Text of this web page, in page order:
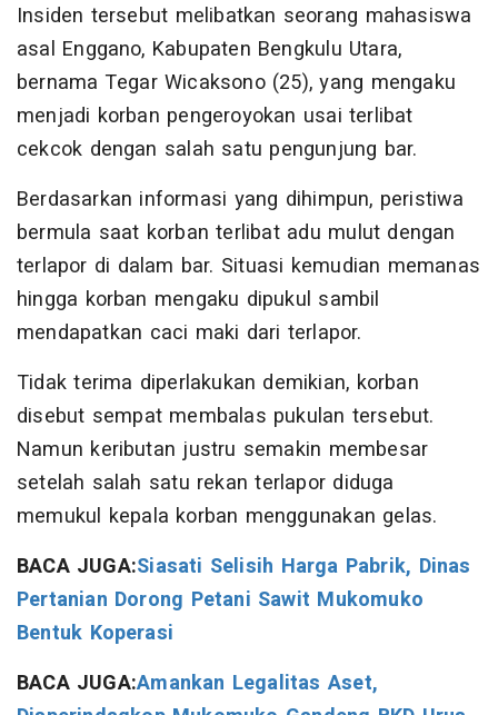
Insiden tersebut melibatkan seorang mahasiswa
asal Enggano, Kabupaten Bengkulu Utara,
bernama Tegar Wicaksono (25), yang mengaku
menjadi korban pengeroyokan usai terlibat
cekcok dengan salah satu pengunjung bar.
Berdasarkan informasi yang dihimpun, peristiwa
bermula saat korban terlibat adu mulut dengan
terlapor di dalam bar. Situasi kemudian memanas
hingga korban mengaku dipukul sambil
mendapatkan caci maki dari terlapor.
Tidak terima diperlakukan demikian, korban
disebut sempat membalas pukulan tersebut.
Namun keributan justru semakin membesar
setelah salah satu rekan terlapor diduga
memukul kepala korban menggunakan gelas.
BACA JUGA:Siasati Selisih Harga Pabrik, Dinas
Pertanian Dorong Petani Sawit Mukomuko
Bentuk Koperasi
BACA JUGA:Amankan Legalitas Aset,